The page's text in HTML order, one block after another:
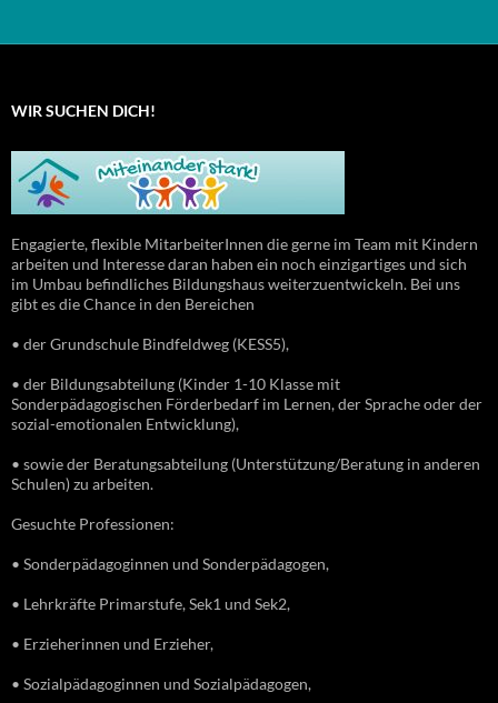
WIR SUCHEN DICH!
Engagierte, flexible MitarbeiterInnen die gerne im Team mit Kindern
arbeiten und Interesse daran haben ein noch einzigartiges und sich
im Umbau befindliches Bildungshaus weiterzuentwickeln. Bei uns
gibt es die Chance in den Bereichen
• der Grundschule Bindfeldweg (KESS5),
• der Bildungsabteilung (Kinder 1-10 Klasse mit
Sonderpädagogischen Förderbedarf im Lernen, der Sprache oder der
sozial-emotionalen Entwicklung),
• sowie der Beratungsabteilung (Unterstützung/Beratung in anderen
Schulen) zu arbeiten.
Gesuchte Professionen:
• Sonderpädagoginnen und Sonderpädagogen,
• Lehrkräfte Primarstufe, Sek1 und Sek2,
• Erzieherinnen und Erzieher,
• Sozialpädagoginnen und Sozialpädagogen,